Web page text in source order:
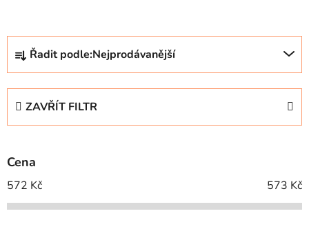
Ř
z
p
r
o
d
Řadit podle:Nejprodávanější
ZAVŘÍT FILTR
Cena
572 Kč 573 Kč